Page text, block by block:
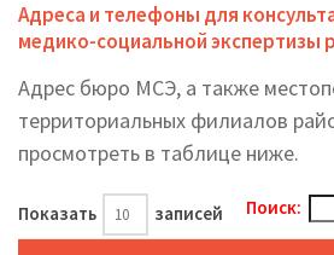
Адреса и телефоны для
медико-социальной экспертизы
Адрес бюро МСЭ, а также
территориальных филиалов
просмотреть в таблице ниже.
Показать записей Поиск: